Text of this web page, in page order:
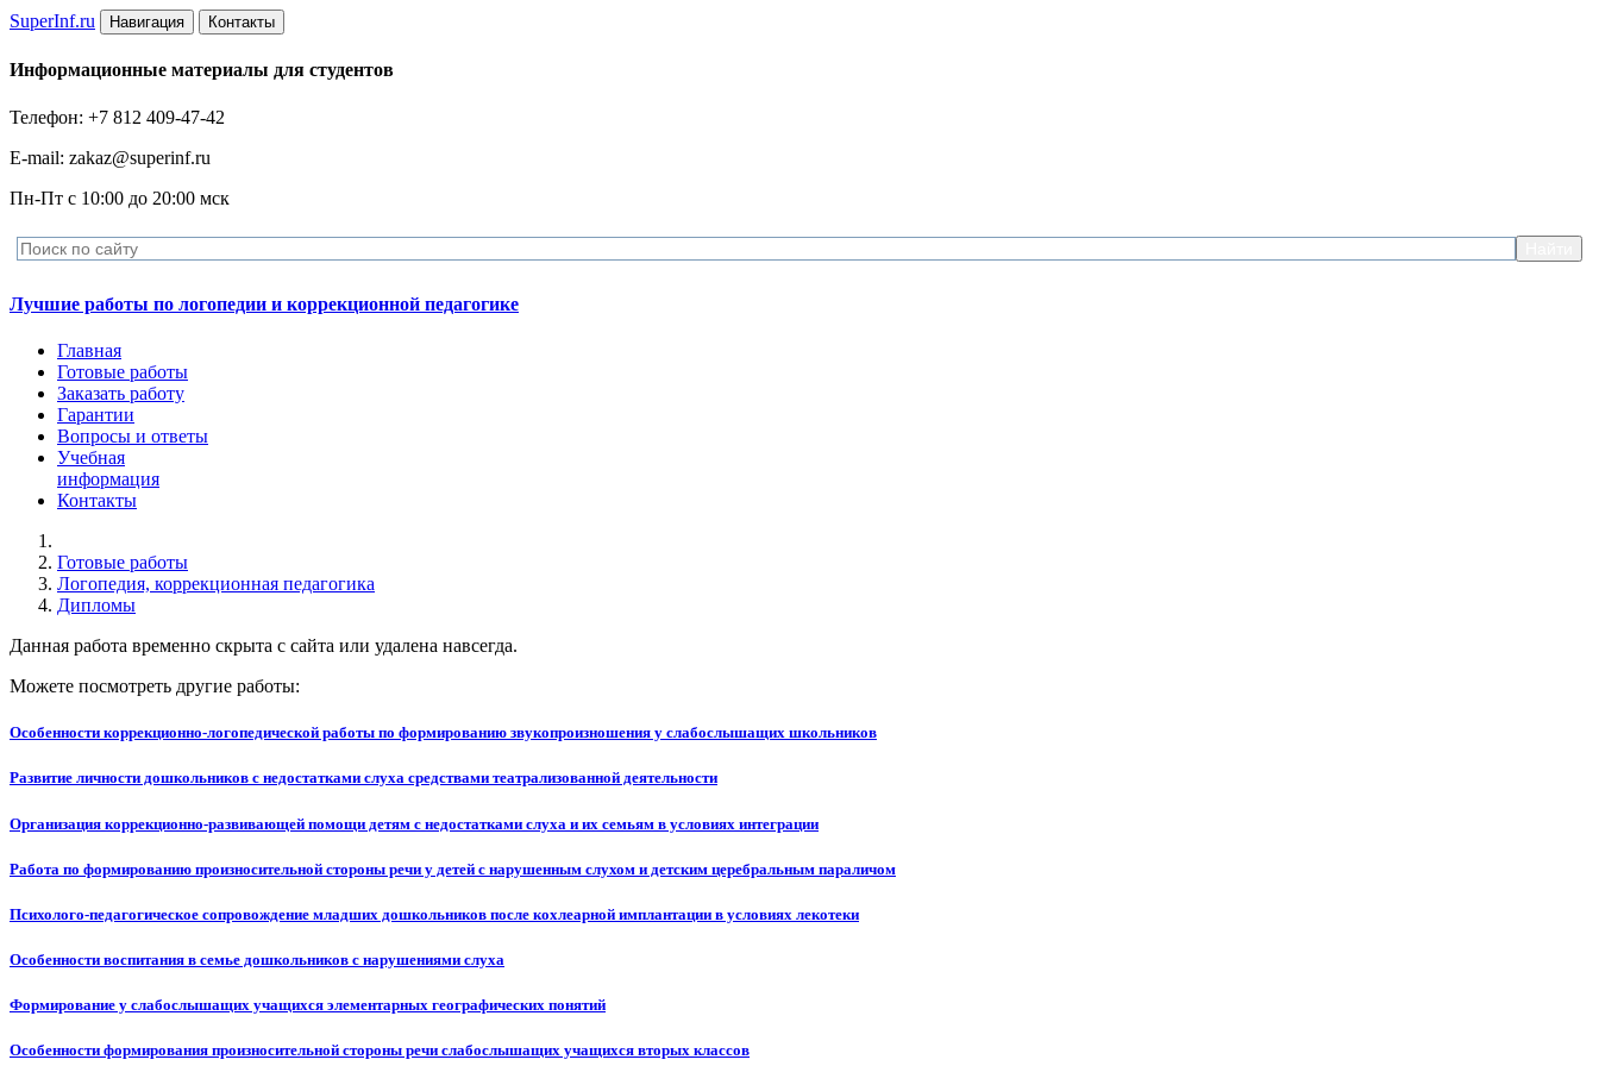
SuperInf.ru Навигация Контакты
Информационные материалы для студентов
Телефон: +7 812 409-47-42
E-mail: zakaz@superinf.ru
Пн-Пт с 10:00 до 20:00 мск
Лучшие работы по логопедии и коррекционной педагогике
Главная
Готовые работы
Заказать работу
Гарантии
Вопросы и ответы
Учебная
информация
Контакты
Готовые работы
Логопедия, коррекционная педагогика
Дипломы
Данная работа временно скрыта с сайта или удалена навсегда.
Можете посмотреть другие работы:
Особенности коррекционно-логопедической работы по формированию звукопроизношения у слабослышащих школьников
Развитие личности дошкольников с недостатками слуха средствами театрализованной деятельности
Организация коррекционно-развивающей помощи детям с недостатками слуха и их семьям в условиях интеграции
Работа по формированию произносительной стороны речи у детей с нарушенным слухом и детским церебральным параличом
Психолого-педагогическое сопровождение младших дошкольников после кохлеарной имплантации в условиях лекотеки
Особенности воспитания в семье дошкольников с нарушениями слуха
Формирование у слабослышащих учащихся элементарных географических понятий
Особенности формирования произносительной стороны речи слабослышащих учащихся вторых классов